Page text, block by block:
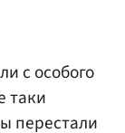
с особого
таки
перестали